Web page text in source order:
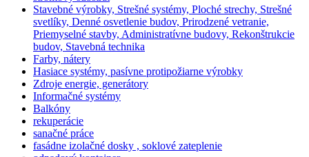
Stavebné výrobky, Strešné systémy, Ploché strechy, Strešné
svetlíky, Denné osvetlenie budov, Prirodzené vetranie,
Priemyselné stavby, Administratívne budovy, Rekonštrukcie
budov, Stavebná technika
Farby, nátery
Hasiace systémy, pasívne protipožiarne výrobky
Zdroje energie, generátory
Informačné systémy
Balkóny
rekuperácie
sanačné práce
fasádne izolačné dosky , soklové zateplenie